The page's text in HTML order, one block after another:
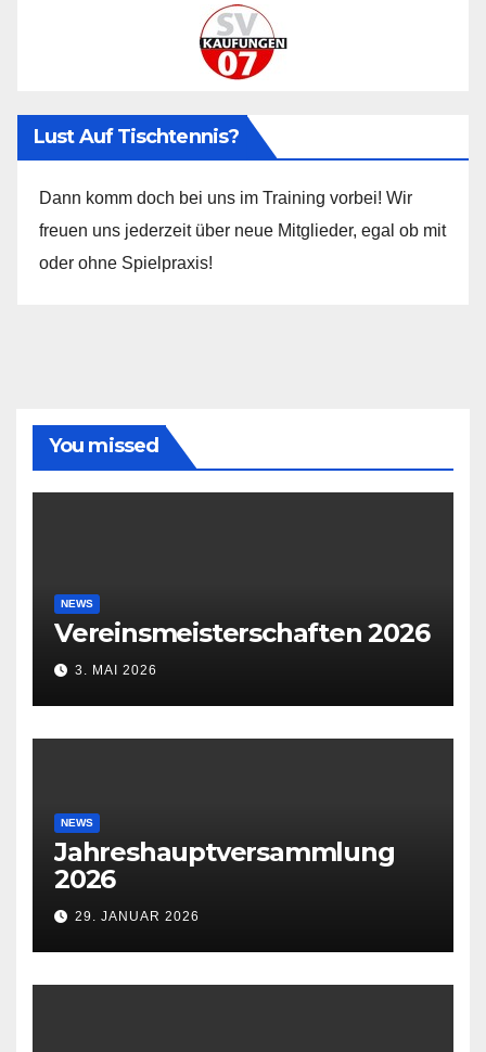
Lust Auf Tischtennis?
Dann komm doch bei uns im Training vorbei! Wir
freuen uns jederzeit über neue Mitglieder, egal ob mit
oder ohne Spielpraxis!
You missed
NEWS
Vereinsmeisterschaften 2026
3. MAI 2026
NEWS
Jahreshauptversammlung
2026
29. JANUAR 2026